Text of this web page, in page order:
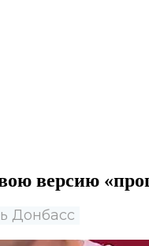
версию
Донбасс